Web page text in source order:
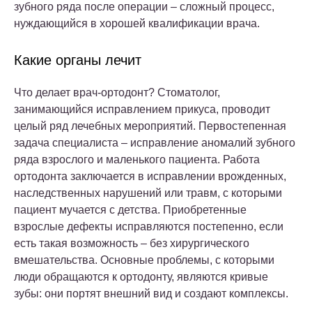
зубного ряда после операции – сложный процесс,
нуждающийся в хорошей квалификации врача.
Какие органы лечит
Что делает врач-ортодонт? Стоматолог,
занимающийся исправлением прикуса, проводит
целый ряд лечебных мероприятий. Первостепенная
задача специалиста – исправление аномалий зубного
ряда взрослого и маленького пациента. Работа
ортодонта заключается в исправлении врожденных,
наследственных нарушений или травм, с которыми
пациент мучается с детства. Приобретенные
взрослые дефекты исправляются постепенно, если
есть такая возможность – без хирургического
вмешательства. Основные проблемы, с которыми
люди обращаются к ортодонту, являются кривые
зубы: они портят внешний вид и создают комплексы.